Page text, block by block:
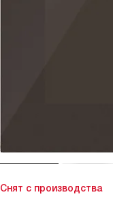
Снят с производства